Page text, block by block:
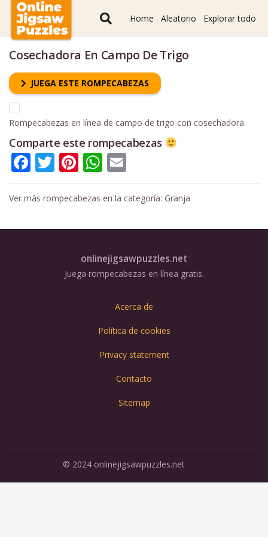
Home Aleatorio Explorar todo
Cosechadora En Campo De Trigo
JUEGA ESTE ROMPECABEZAS
Rompecabezas en línea de campo de trigo con cosechadora.
Comparte este rompecabezas
Facebook
Twitter
Pinterest
WhatsApp
Ver más rompecabezas en la categoría: Granja
onlinejigsawpuzzles.net
Juega rompecabezas en línea gratis.
Acerca de
Política de cookies
Privacy statement
Contacto
Sitemap
© 2024 onlinejigsawpuzzles.net